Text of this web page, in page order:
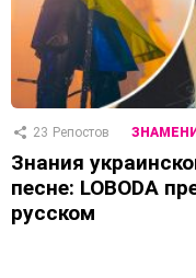
23 Репостов
Знания
песне: LOBODA
русском